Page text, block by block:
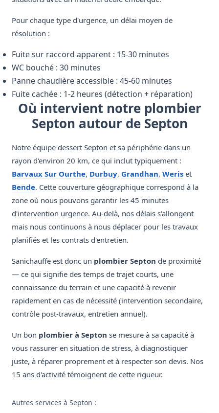
Pour chaque type d'urgence, un délai moyen de
résolution :
Fuite sur raccord apparent : 15-30 minutes
WC bouché : 30 minutes
Panne chaudière accessible : 45-60 minutes
Fuite cachée : 1-2 heures (détection + réparation)
Où intervient notre plombier
Septon autour de Septon
Notre équipe dessert Septon et sa périphérie dans un
rayon d'environ 20 km, ce qui inclut typiquement :
Barvaux Sur Ourthe, Durbuy, Grandhan, Weris et
Bende. Cette couverture géographique correspond à la
zone où nous pouvons garantir les 45 minutes
d'intervention urgence. Au-delà, nos délais s'allongent
mais nous continuons à nous déplacer pour les travaux
planifiés et les contrats d'entretien.
Sanichauffe est donc un plombier Septon de proximité
— ce qui signifie des temps de trajet courts, une
connaissance du terrain et une capacité à revenir
rapidement en cas de nécessité (intervention secondaire,
contrôle post-travaux, entretien annuel).
Un bon plombier à Septon se mesure à sa capacité à
vous rassurer en situation de stress, à diagnostiquer
juste, à réparer proprement et à respecter son devis. Nos
15 ans d'activité témoignent de cette rigueur.
Autres services à Septon :